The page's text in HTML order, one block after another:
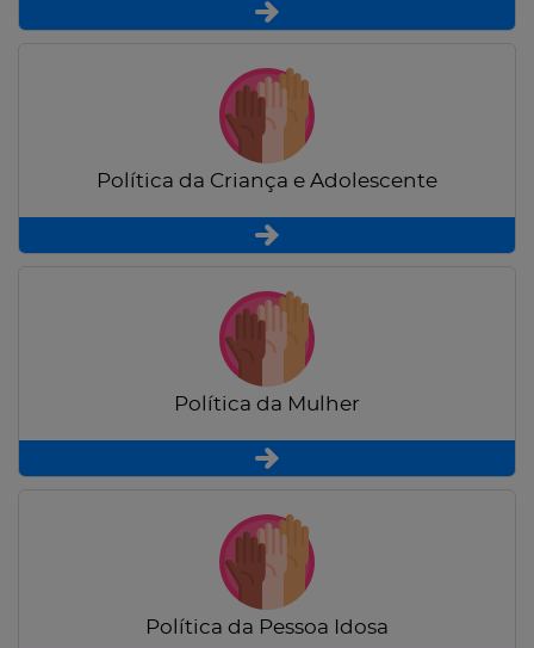
Política da Criança e Adolescente
Política da Mulher
Política da Pessoa Idosa